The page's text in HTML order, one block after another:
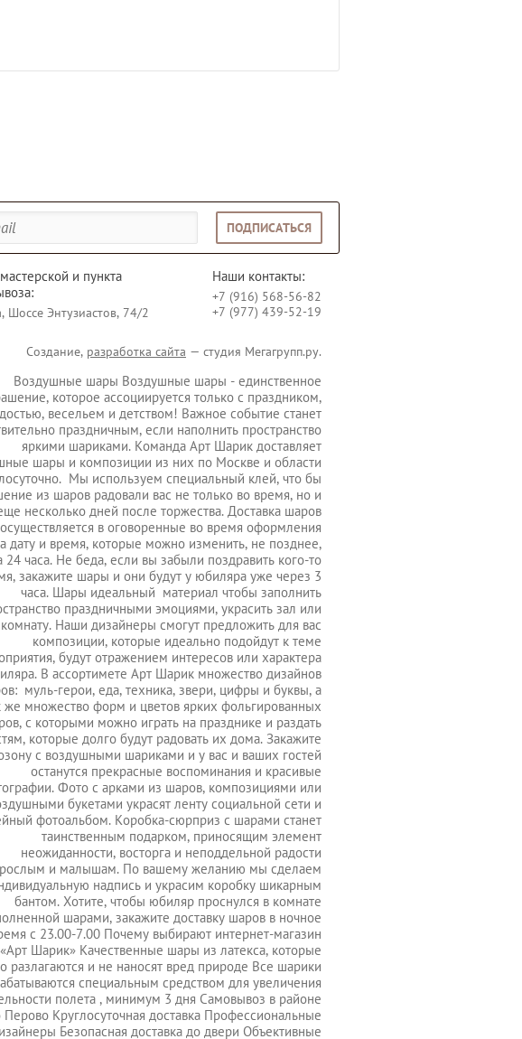
ПОДПИСАТЬСЯ
и пункта
Шоссе Энтузиастов, 74/2
Наши контакты:
+7 (916) 568-56-82
+7 (977) 439-52-19
Создание, разработка сайта — студия Мегагрупп.ру.
Воздушные шары Воздушные шары - единственное
которое ассоциируется только с праздником,
весельем и детством! Важное событие станет
праздничным, если наполнить пространство
яркими шариками. Команда Арт Шарик доставляет
шары и композиции из них по Москве и области
Мы используем специальный клей, что бы
из шаров радовали вас не только во время, но и
несколько дней после торжества. Доставка шаров
осуществляется в оговоренные во время оформления
дату и время, которые можно изменить, не позднее,
24 часа. Не беда, если вы забыли поздравить кого-то
закажите шары и они будут у юбиляра уже через 3
часа. Шары идеальный материал чтобы заполнить
праздничными эмоциями, украсить зал или
комнату. Наши дизайнеры смогут предложить для вас
композиции, которые идеально подойдут к теме
будут отражением интересов или характера
В ассортимете Арт Шарик множество дизайнов
муль-герои, еда, техника, звери, цифры и буквы, а
же множество форм и цветов ярких фольгированных
с которыми можно играть на празднике и раздать
которые долго будут радовать их дома. Закажите
с воздушными шариками и у вас и ваших гостей
останутся прекрасные воспоминания и красивые
Фото с арками из шаров, композициями или
букетами украсят ленту социальной сети и
фотоальбом. Коробка-сюрприз с шарами станет
таинственным подарком, приносящим элемент
неожиданности, восторга и неподдельной радости
и малышам. По вашему желанию мы сделаем
надпись и украсим коробку шикарным
бантом. Хотите, чтобы юбиляр проснулся в комнате
шарами, закажите доставку шаров в ночное
с 23.00-7.00 Почему выбирают интернет-магазин
«Арт Шарик» Качественные шары из латекса, которые
разлагаются и не наносят вред природе Все шарики
специальным средством для увеличения
полета , минимум 3 дня Самовывоз в районе
Перово Круглосуточная доставка Профессиональные
Безопасная доставка до двери Объективные